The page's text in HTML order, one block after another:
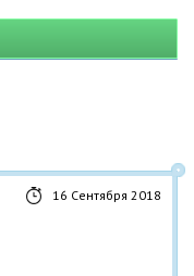
16 Сентября 2018